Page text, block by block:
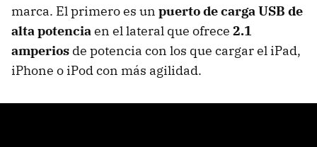
marca. El primero es un puerto de cargaUSB de
alta potenciaen el lateral que ofrece 2.1
amperios de potencia con los que cargar el iPad,
iPhone o iPod con más agilidad.